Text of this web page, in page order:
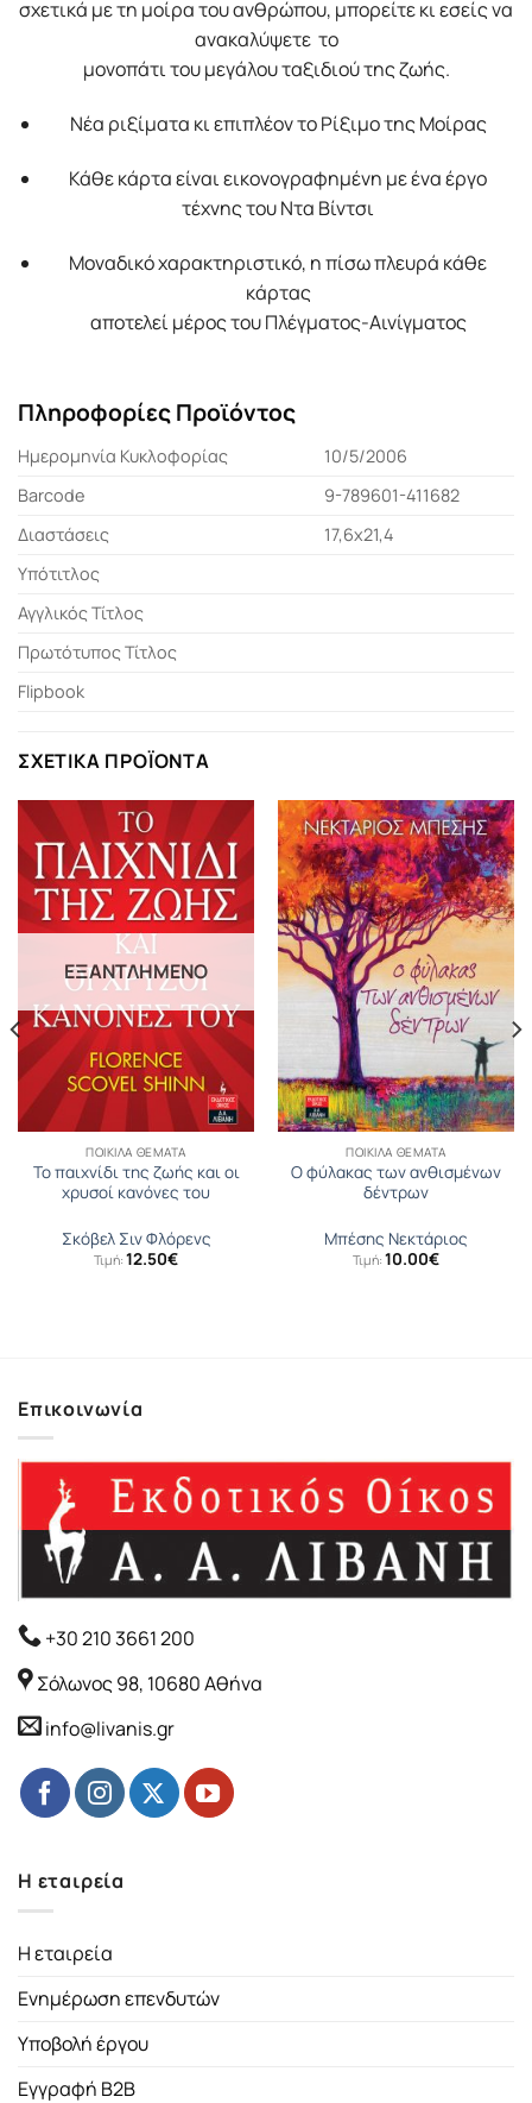
σχετικά με τη μοίρα του ανθρώπου, μπορείτε κι εσείς να
ανακαλύψετε το
μονοπάτι του μεγάλου ταξιδιού της ζωής.
Νέα ριξίματα κι επιπλέον το Ρίξιμο της Μοίρας
Κάθε κάρτα είναι εικονογραφημένη με ένα έργο
τέχνης του Ντα Βίντσι
Μοναδικό χαρακτηριστικό, η πίσω πλευρά κάθε
κάρτας
αποτελεί μέρος του Πλέγματος-Αινίγματος
Πληροφορίες Προϊόντος
Ημερομηνία Κυκλοφορίας
10/5/2006
Barcode
9-789601-411682
Διαστάσεις
17,6x21,4
Υπότιτλος
Αγγλικός Τίτλος
Πρωτότυπος Τίτλος
Flipbook
ΣΧΕΤΙΚΆ ΠΡΟΪΌΝΤΑ
ΕΞΑΝΤΛΗΜΈΝΟ
ΠΟΙΚΊΛΑ ΘΈΜΑΤΑ
Το παιχνίδι της ζωής και οι
χρυσοί κανόνες του
Σκόβελ Σιν Φλόρενς
Τιμή: 12.50€
ΠΟΙΚΊΛΑ ΘΈΜΑΤΑ
Ο φύλακας των ανθισμένων
δέντρων
Μπέσης Νεκτάριος
Τιμή: 10.00€
Επικοινωνία
+30 210 3661 200
Σόλωνος 98, 10680 Αθήνα
info@livanis.gr
Η εταιρεία
Η εταιρεία
Ενημέρωση επενδυτών
Υποβολή έργου
Εγγραφή B2B